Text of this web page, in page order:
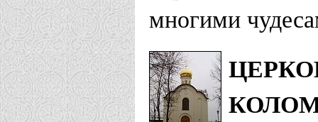
многими